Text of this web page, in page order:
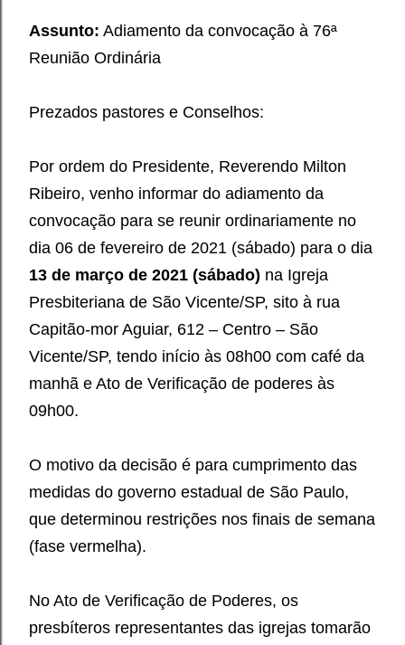
Assunto: Adiamento da convocação à 76ª
Reunião Ordinária
Prezados pastores e Conselhos:
Por ordem do Presidente, Reverendo Milton
Ribeiro, venho informar do adiamento da
convocação para se reunir ordinariamente no
dia 06 de fevereiro de 2021 (sábado) para o dia
13 de março de 2021 (sábado) na Igreja
Presbiteriana de São Vicente/SP, sito à rua
Capitão-mor Aguiar, 612 – Centro – São
Vicente/SP, tendo início às 08h00 com café da
manhã e Ato de Verificação de poderes às
09h00.
O motivo da decisão é para cumprimento das
medidas do governo estadual de São Paulo,
que determinou restrições nos finais de semana
(fase vermelha).
No Ato de Verificação de Poderes, os
presbíteros representantes das igrejas tomarão